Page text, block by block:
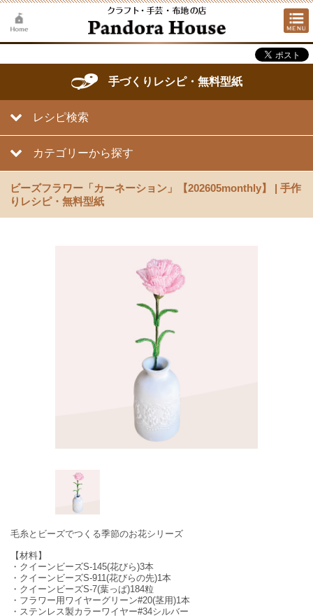
手づくりレシピ・無料型紙
レシピ検索
カテゴリーから探す
ビーズフラワー「カーネーション」【202605monthly】 | 手作
りレシピ・無料型紙
毛糸とビーズでつくる季節のお花シリーズ
【材料】
・クイーンビーズS-145(花びら)3本
・クイーンビーズS-911(花びらの先)1本
・クイーンビーズS-7(葉っぱ)184粒
・フラワー用ワイヤーグリーン#20(茎用)1本
・ステンレス製カラーワイヤー#34シルバー